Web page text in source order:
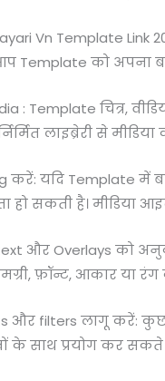
Vn Template
आप Template को
: Template चित्र,
लाइब्रेरी से
करें: यदि Template में
हो सकती है। मीडिया
और Overlays को
फ़ॉन्ट, आकार या
और filters लागू करें: कुछ
के साथ प्रयोग कर